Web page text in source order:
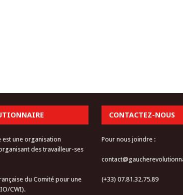
est une organisation
des travailleur-ses
du Comité pour une
CWI).
CONTACTEZ-NOUS
Pour nous joindre :
(+33) 07.81.32.75.89